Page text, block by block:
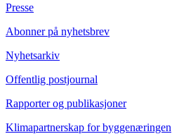
Presse
Abonner på nyhetsbrev
Nyhetsarkiv
Offentlig postjournal
Rapporter og publikasjoner
Klimapartnerskap for byggenæringen